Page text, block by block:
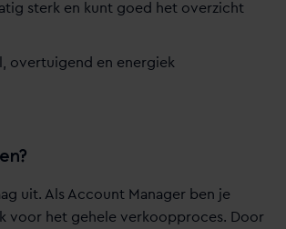
sterk en kunt goed het overzicht
overtuigend en energiek
uit. Als Account Manager ben je
voor het gehele verkoopproces. Door